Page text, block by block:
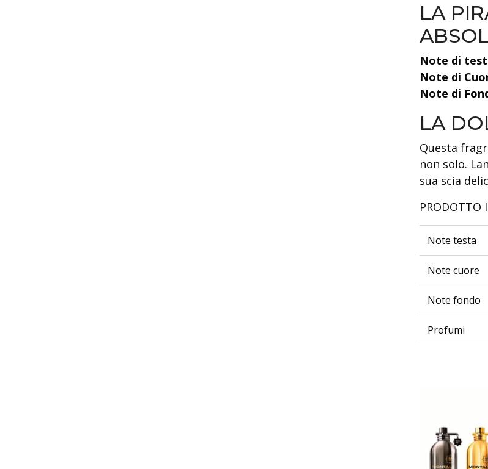
LA
Note di
Note di
Note di
LA
Questa
non solo.
sua scia
PRODOTTO
Note testa
Note cuore
Note fondo
Profumi